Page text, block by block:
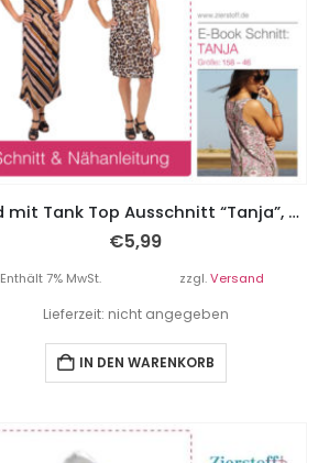
Kleid mit Tank Top Ausschnitt “Tanja”, Gr. 158 – Damengr. 46
€5,99
Enthält 7% MwSt. zzgl.Versand
Lieferzeit: nicht angegeben
IN DEN WARENKORB